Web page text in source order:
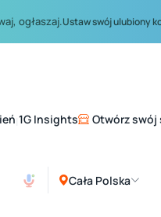
ogłaszaj.Ustaw swój ulubiony
1G Insights Otwórz swój
Cała Polska